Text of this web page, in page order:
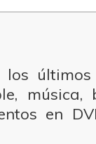
los
música,
en